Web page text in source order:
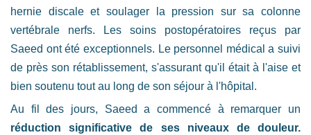
hernie discale et soulager la pression sur sa colonne
vertébrale nerfs. Les soins postopératoires reçus par
Saeed ont été exceptionnels. Le personnel médical a suivi
de près son rétablissement, s'assurant qu'il était à l'aise et
bien soutenu tout au long de son séjour à l'hôpital.
Au fil des jours, Saeed a commencé à remarquer un
réduction significative de ses niveaux de douleur.